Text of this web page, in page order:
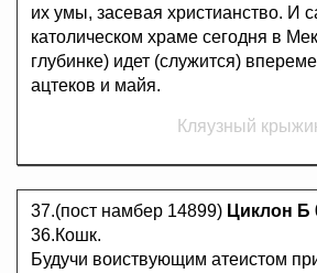
их умы, засевая христианство. И
католическом храме сегодня в
глубинке) идет (служится)
ацтеков и майя.
Кляузный
37.(пост намбер 14899) Циклон Б
36.Кошк.
Будучи воиствующим атеистом